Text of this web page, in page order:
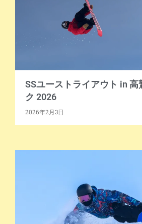
SSユーストライアウト in 高
ク 2026
2026年2月3日